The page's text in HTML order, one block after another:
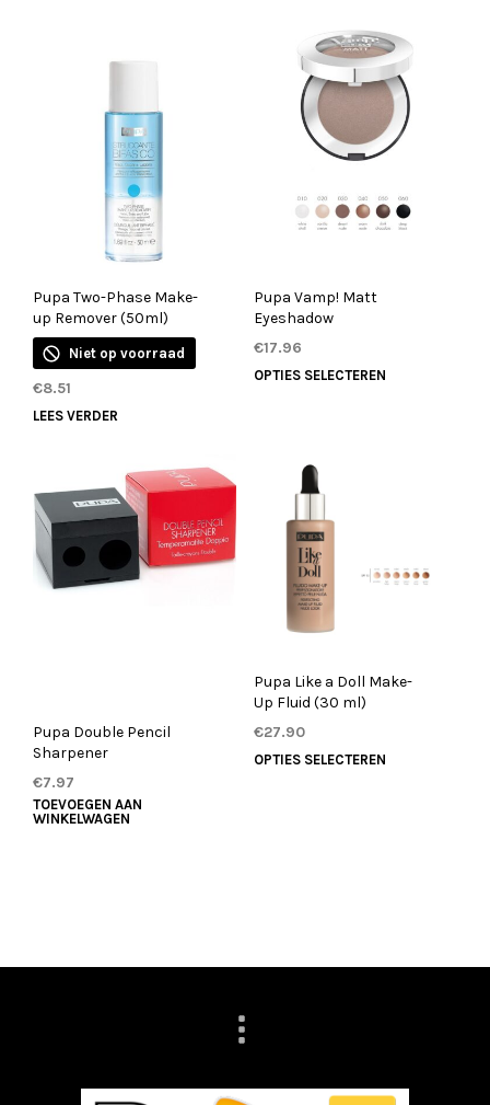
Pupa Two-Phase Make-
up Remover (50ml)
Niet op voorraad
€8.51
LEES VERDER
Pupa Vamp! Matt
Eyeshadow
€17.96
OPTIES SELECTERENDit
gekozen
worden
Pupa Double Pencil
Sharpener
€7.97
TOEVOEGEN AAN
WINKELWAGEN
Pupa Like a Doll Make-
Up Fluid (30 ml)
€27.90
OPTIES SELECTERENDit